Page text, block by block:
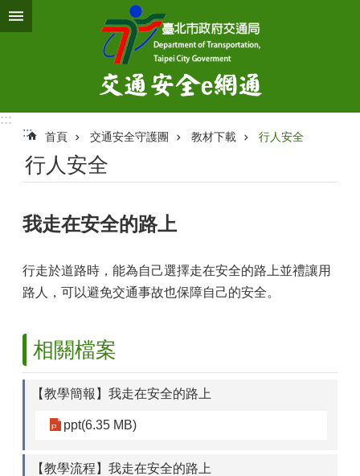
跳到主要內容區塊
:::
:::
首頁 交通安全守護團 教材下載 行人安全
行人安全
我走在安全的路上
行走於道路時，能為自己選擇走在安全的路上並禮讓用
路人，可以避免交通事故也保障自己的安全。
相關檔案
【教學簡報】我走在安全的路上
ppt(6.35 MB)
【教學流程】我走在安全的路上